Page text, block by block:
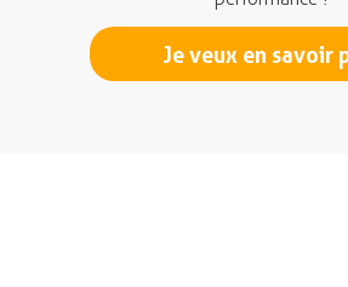
Je veux en savoir